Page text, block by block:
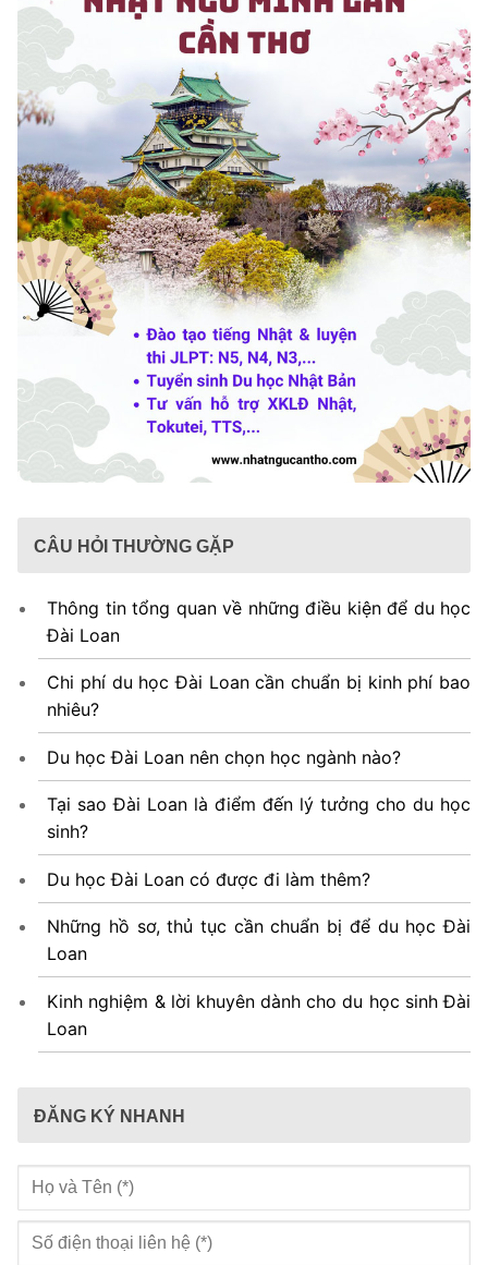
CÂU HỎI THƯỜNG GẶP
Thông tin tổng quan về những điều kiện để du học
Đài Loan
Chi phí du học Đài Loan cần chuẩn bị kinh phí bao
nhiêu?
Du học Đài Loan nên chọn học ngành nào?
Tại sao Đài Loan là điểm đến lý tưởng cho du học
sinh?
Du học Đài Loan có được đi làm thêm?
Những hồ sơ, thủ tục cần chuẩn bị để du học Đài
Loan
Kinh nghiệm & lời khuyên dành cho du học sinh Đài
Loan
ĐĂNG KÝ NHANH